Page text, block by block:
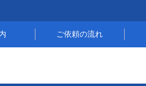
ご依頼の流れ